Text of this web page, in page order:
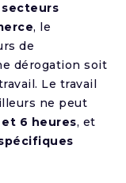
secteurs
, le
de
dérogation soit
Le travail
ne peut
6 heures, et